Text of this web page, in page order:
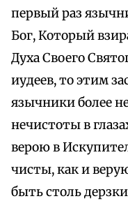
первый раз
Бог, Который
Духа Своего
иудеев, то этим
язычники более
нечистоты в
верою в
чисты, как и
быть столь